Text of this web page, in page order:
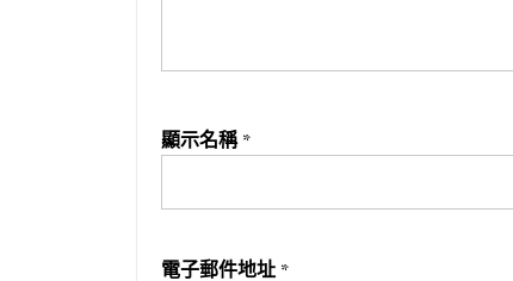
顯示名稱 *
電子郵件地址 *